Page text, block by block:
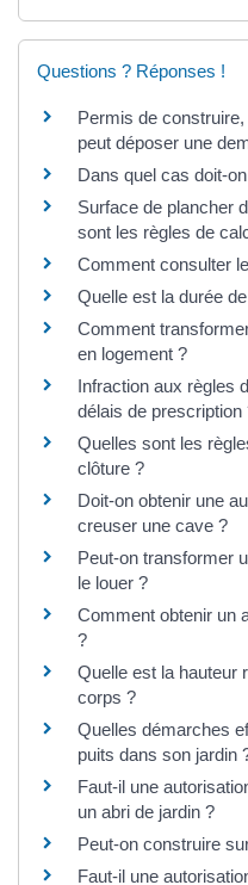
Questions ? Réponses !
Permis de
peut déposer une
Dans quel cas doit-
Surface de plancher
sont les règles de
Comment consulter
Quelle est la durée
Comment
en logement ?
Infraction aux règles
délais de prescription
Quelles sont les
clôture ?
Doit-on obtenir une
creuser une cave ?
Peut-on transformer
le louer ?
Comment obtenir un
?
Quelle est la hauteur
corps ?
Quelles démarches
puits dans son jardin
Faut-il une
un abri de jardin ?
Peut-on construire
Faut-il une